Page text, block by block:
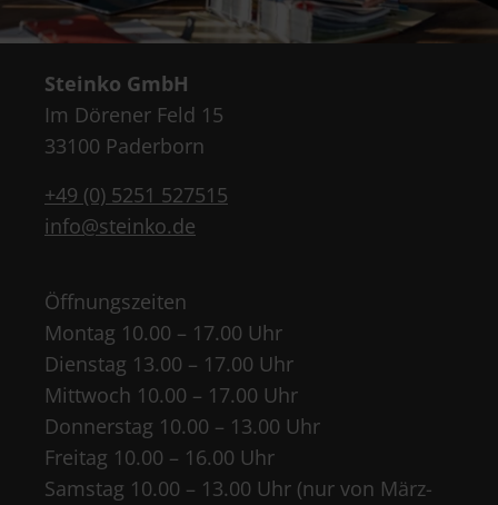
Steinko GmbH
Im Dörener Feld 15
33100 Paderborn
+49 (0) 5251 527515
info@steinko.de
Öffnungszeiten
Montag 10.00 – 17.00 Uhr
Dienstag 13.00 – 17.00 Uhr
Mittwoch 10.00 – 17.00 Uhr
Donnerstag 10.00 – 13.00 Uhr
Freitag 10.00 – 16.00 Uhr
Samstag 10.00 – 13.00 Uhr (nur von März-